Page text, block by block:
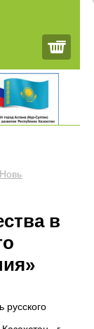
подходы в
в
русского